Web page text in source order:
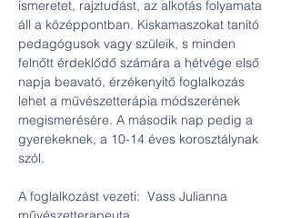
ismeretet, rajztudást, az alkotás folyamata
áll a középpontban. Kiskamaszokat tanító
pedagógusok vagy szüleik, s minden
felnőtt érdeklődő számára a hétvége első
napja beavató, érzékenyítő foglalkozás
lehet a művészetterápia módszerének
megismerésére. A második nap pedig a
gyerekeknek, a 10-14 éves korosztálynak
A foglalkozást vezeti:  Vass Julianna